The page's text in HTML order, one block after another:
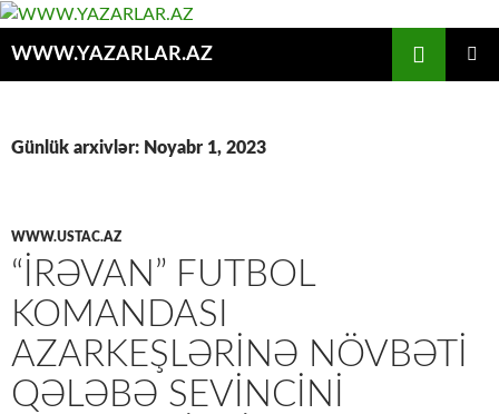
WWW.YAZARLAR.AZ
Günlük arxivlər: Noyabr 1, 2023
WWW.USTAC.AZ
“İRƏVAN” FUTBOL
KOMANDASI
AZARKEŞLƏRINƏ NÖVBƏTI
QƏLƏBƏ SEVINCINI